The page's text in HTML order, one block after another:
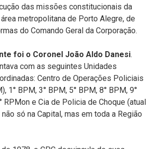
das missões constitucionais da
metropolitana de Porto Alegre, de
do Comando Geral da Corporação.
foi o Coronel João Aldo Danesi.
com as seguintes Unidades
Centro de Operações Policiais
1° BPM, 3° BPM, 5° BPM, 8° BPM, 9°
RPMon e Cia de Policia de Choque (atual
só na Capital, mas em toda a Região